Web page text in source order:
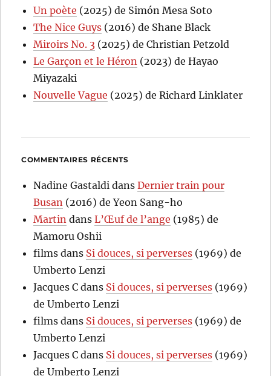
Un poète (2025) de Simón Mesa Soto
The Nice Guys (2016) de Shane Black
Miroirs No. 3 (2025) de Christian Petzold
Le Garçon et le Héron (2023) de Hayao
Miyazaki
Nouvelle Vague (2025) de Richard Linklater
COMMENTAIRES RÉCENTS
Nadine Gastaldi dansDernier train pour
Busan (2016) de Yeon Sang-ho
Martin dansL’Œuf de l’ange (1985) de
Mamoru Oshii
films dans Si douces, si perverses (1969) de
Umberto Lenzi
Jacques C dans Si douces, si perverses (1969)
de Umberto Lenzi
films dans Si douces, si perverses (1969) de
Umberto Lenzi
Jacques C dans Si douces, si perverses (1969)
de Umberto Lenzi